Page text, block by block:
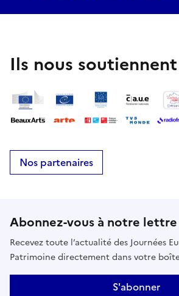
Ils nous soutiennent
Nos partenaires
Abonnez-vous à notre
Recevez toute l’actualité des Journées
Patrimoine directement dans votre
S'abonner